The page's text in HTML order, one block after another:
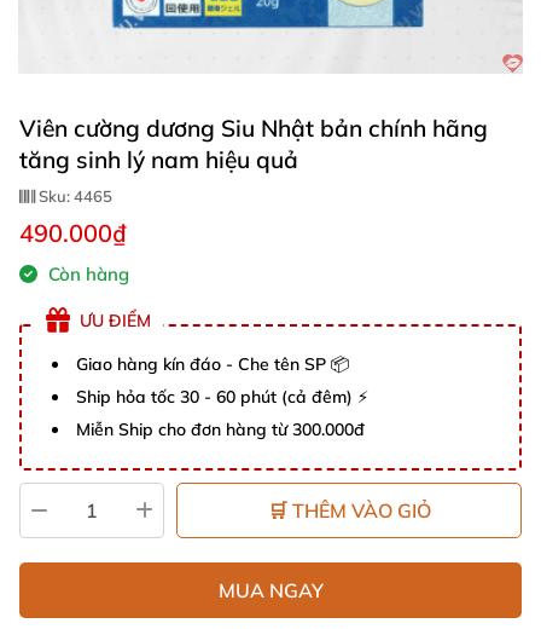
Viên cường dương Siu Nhật bản chính hãng
tăng sinh lý nam hiệu quả
Sku:4465
490.000₫
Còn hàng
ƯU ĐIỂM
Giao hàng kín đáo - Che tên SP 📦
Ship hỏa tốc 30 - 60 phút (cả đêm) ⚡
Miễn Ship cho đơn hàng từ 300.000đ
🛒 THÊM VÀO GIỎ
MUA NGAY